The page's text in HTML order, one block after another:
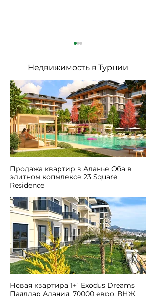
Учим турецкие буквы
Недвижимость в Турции
Продажа квартир в Аланье Оба в
элитном копмлексе 23 Square
Residence
Новая квартира 1+1 Exodus Dreams
Паяллар Алания, 70000 евро, ВНЖ